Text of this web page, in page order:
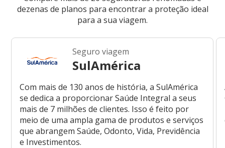
dezenas de planos para encontrar a proteção ideal
para a sua viagem.
Seguro viagem
SulAmérica
Com mais de 130 anos de história, a SulAmérica
se dedica a proporcionar Saúde Integral a seus
mais de 7 milhões de clientes. Isso é feito por
meio de uma ampla gama de produtos e serviços
que abrangem Saúde, Odonto, Vida, Previdência
e Investimentos.